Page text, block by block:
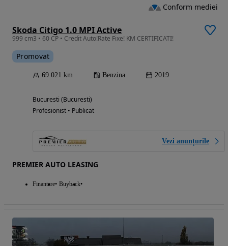
Skoda Citigo 1.0 MPI Active
999 cm3 • 60 CP • Credit Auto!Rate Fixe! KM CERTIFICATI!
Promovat
69 021 km Benzina 2019
Bucuresti (Bucuresti)
Profesionist • Publicat
Vezi anunțurile
PREMIER AUTO LEASING
Finantare Buyback
Conform mediei